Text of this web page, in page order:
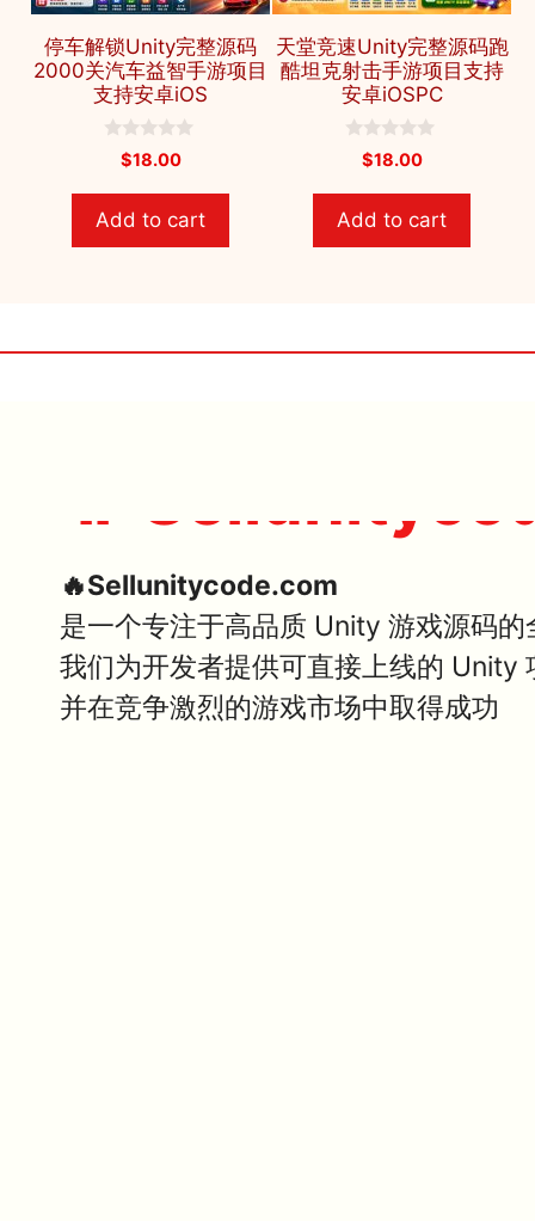
停车解锁Unity完整源码
2000关汽车益智手游项目
支持安卓iOS
o
5
$18.00
Add to cart
天堂竞速Unity完整源码跑
酷坦克射击手游项目支持
安卓iOSPC
o
5
$18.00
Add to cart
🔥
🔥Sellunitycode.com
是一个专注于高品质 Unity 游戏源码的
我们为开发者提供可直接上线的 Unity
并在竞争激烈的游戏市场中取得成功